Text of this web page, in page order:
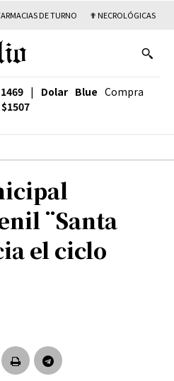
DE TURNO ✟ NECROLÓGICAS
| Dolar Blue Compra
$1507
¨Santa
el ciclo